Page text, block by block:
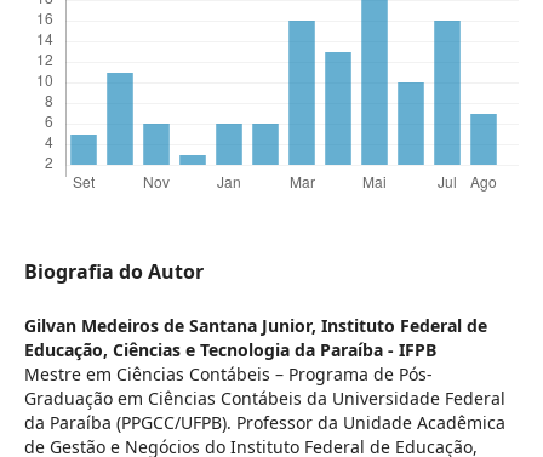
Biografia do Autor
Gilvan Medeiros de Santana Junior, Instituto Federal de
Educação, Ciências e Tecnologia da Paraíba - IFPB
Mestre em Ciências Contábeis – Programa de Pós-
Graduação em Ciências Contábeis da Universidade Federal
da Paraíba (PPGCC/UFPB). Professor da Unidade Acadêmica
de Gestão e Negócios do Instituto Federal de Educação,